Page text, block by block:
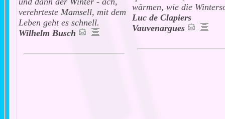
verehrteste Mamsell, mit dem
Leben geht es schnell.
Wilhelm Busch
wärmen, wie die
Luc de Clapiers
Vauvenargues